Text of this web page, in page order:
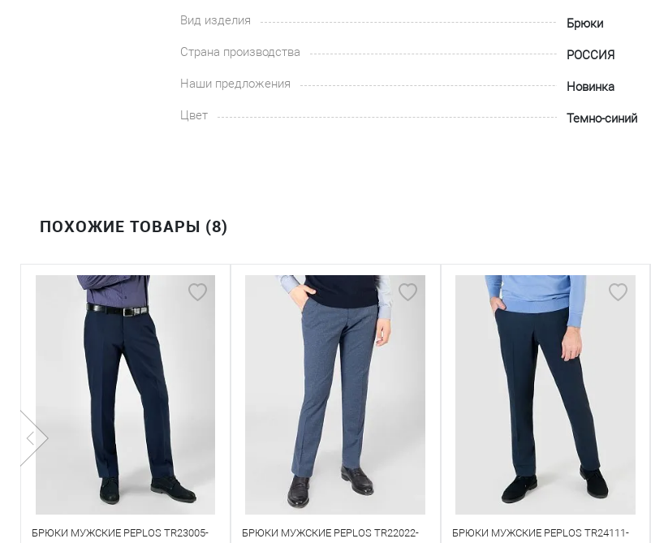
Вид изделия
Брюки
Страна производства
РОССИЯ
Наши предложения
Новинка
Цвет
Темно-синий
ПОХОЖИЕ ТОВАРЫ (8)
БРЮКИ МУЖСКИЕ PEPLOS TR23005-
БРЮКИ МУЖСКИЕ PEPLOS TR22022-
БРЮКИ МУЖСКИЕ PEPLOS TR24111-